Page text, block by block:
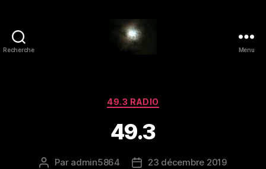
Recherche Menu
Catégories
49.3 RADIO
49.3
Auteur
Par admin5864
Date23 décembre 2019